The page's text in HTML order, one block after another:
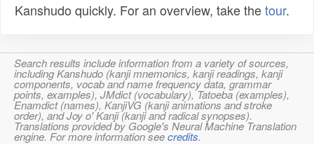
Kanshudo quickly. For an overview, take thetour.
Search results include information from a variety of sources,
including Kanshudo (kanji mnemonics, kanji readings, kanji
components, vocab and name frequency data, grammar
points, examples), JMdict (vocabulary), Tatoeba (examples),
Enamdict (names), KanjiVG (kanji animations and stroke
order), and Joy o' Kanji (kanji and radical synopses).
Translations provided by Google's Neural Machine Translation
engine. For more information seecredits.